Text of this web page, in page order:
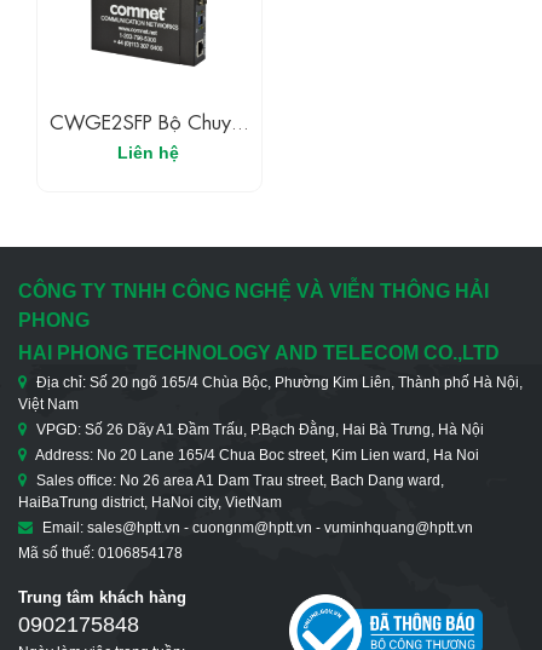
CWGE2SFP Bộ Chuyển
Đổi Quang Điện
Commercial Grade
Gigabit Ethernet
Liên hệ
CÔNG TY TNHH CÔNG NGHỆ VÀ VIỄN THÔNG HẢI
PHONG
HAI PHONG TECHNOLOGY AND TELECOM CO.,LTD
Địa chỉ: Số 20 ngõ 165/4 Chùa Bộc, Phường Kim Liên, Thành phố Hà Nội,
Việt Nam
VPGD: Số 26 Dãy A1 Đầm Trấu, P.Bạch Đằng, Hai Bà Trưng, Hà Nội
Address: No 20 Lane 165/4 Chua Boc street, Kim Lien ward, Ha Noi
Sales office: No 26 area A1 Dam Trau street, Bach Dang ward,
HaiBaTrung district, HaNoi city, VietNam
Email: sales@hptt.vn - cuongnm@hptt.vn - vuminhquang@hptt.vn
Mã số thuế: 0106854178
Trung tâm khách hàng
0902175848